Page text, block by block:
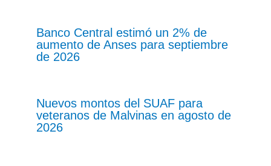
Banco Central estimó un 2% de
aumento de Anses para septiembre
de 2026
Nuevos montos del SUAF para
veteranos de Malvinas en agosto de
2026